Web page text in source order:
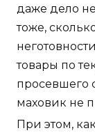
даже дело
тоже,
товары по
просевшего
маховик не
При этом,